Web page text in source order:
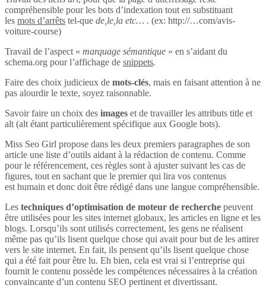
compréhensible pour les bots d’indexation tout en substituant
les mots d’arrêts tel-que de,le,la etc… . (ex: http://…com/avis-
voiture-course)
Travail de l’aspect « marquage sémantique » en s’aidant du
schema.org pour l’affichage de snippets.
Faire des choix judicieux de mots-clés, mais en faisant attention à ne
pas alourdir le texte, soyez raisonnable.
Savoir faire un choix des images et de travailler les attributs title et
alt (alt étant particulièrement spécifique aux Google bots).
Miss Seo Girl propose dans les deux premiers paragraphes de son
article une liste d’outils aidant à la rédaction de contenu. Comme
pour le référencement, ces règles sont à ajuster suivant les cas de
figures, tout en sachant que le premier qui lira vos contenus
est humain et donc doit être rédigé dans une langue compréhensible.
Les techniques d’optimisation de moteur de recherche peuvent
être utilisées pour les sites internet globaux, les articles en ligne et les
blogs. Lorsqu’ils sont utilisés correctement, les gens ne réalisent
même pas qu’ils lisent quelque chose qui avait pour but de les attirer
vers le site internet. En fait, ils pensent qu’ils lisent quelque chose
qui a été fait pour être lu. Eh bien, cela est vrai si l’entreprise qui
fournit le contenu possède les compétences nécessaires à la création
convaincante d’un contenu SEO pertinent et divertissant.